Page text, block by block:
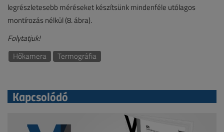
legrészletesebb méréseket készítsünk mindenféle utólagos
montírozás nélkül (8. ábra).
Folytatjuk!
Hőkamera
Termográfia
Kapcsolódó